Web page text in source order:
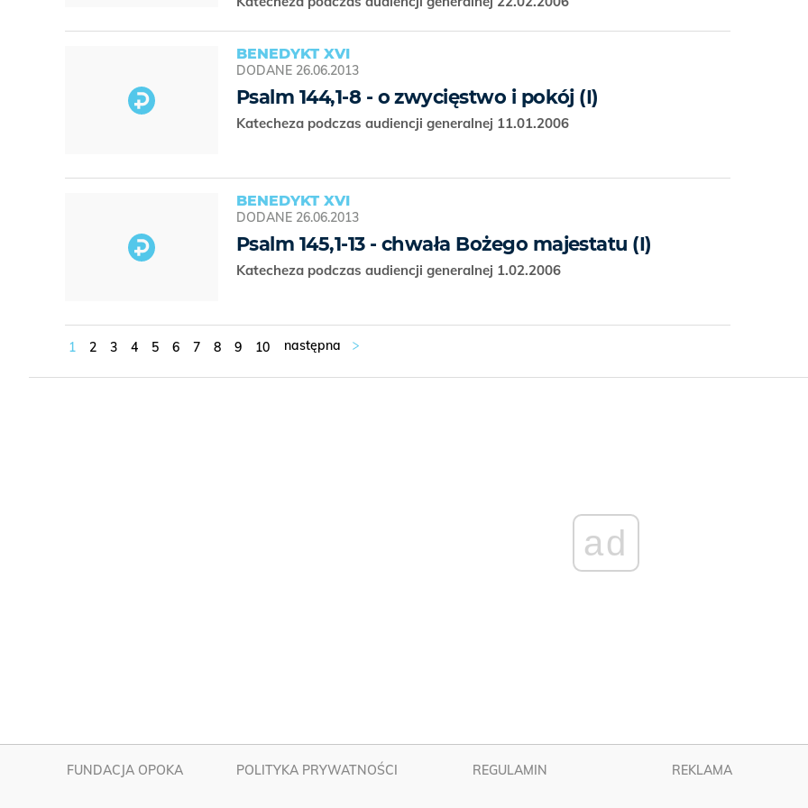
BENEDYKT XVI
DODANE 26.06.2013
Psalm 144,1-8 - o zwycięstwo i pokój (I)
Katecheza podczas audiencji generalnej 11.01.2006
BENEDYKT XVI
DODANE 26.06.2013
Psalm 145,1-13 - chwała Bożego majestatu (I)
Katecheza podczas audiencji generalnej 1.02.2006
1 2 3 4 5 6 7 8 9 10
ad
FUNDACJA OPOKA POLITYKA PRYWATNOŚCI REGULAMIN REKLAMA